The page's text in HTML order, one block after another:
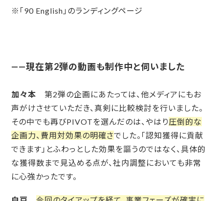
※「90 English」のランディングページ
——現在第2弾の動画も制作中と伺いました
加々本 第2弾の企画にあたっては、他メディアにもお
声がけさせていただき、真剣に比較検討を行いました。
その中でも再びPIVOTを選んだのは、やはり圧倒的な
企画力、費用対効果の明確さでした。「認知獲得に貢献
できます」とふわっとした効果を謳うのではなく、具体的
な獲得数まで見込める点が、社内調整においても非常
に心強かったです。